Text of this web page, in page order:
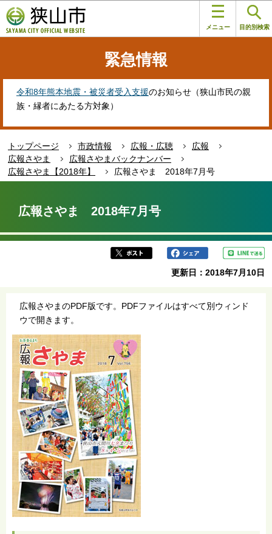
の
ペ
す
メニュー 目的別検索
緊急情報
令和8年熊本地震・被災者受入支援のお知らせ（狭山市民の親
族・縁者にあたる方対象）
トップページ 市政情報 広報・広聴
広報
広報さやま
広報さやまバックナンバー
広報さやま【2018年】
広報さやま 2018年7月号
か
広報さやま 2018年7月号
更新日：2018年7月10日
広報さやまのPDF版です。PDFファイルはすべて別ウィンド
ウで開きます。